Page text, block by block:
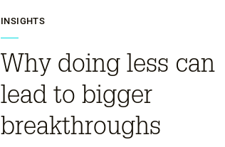
INSIGHTS
Why doing less can
lead to bigger
breakthroughs